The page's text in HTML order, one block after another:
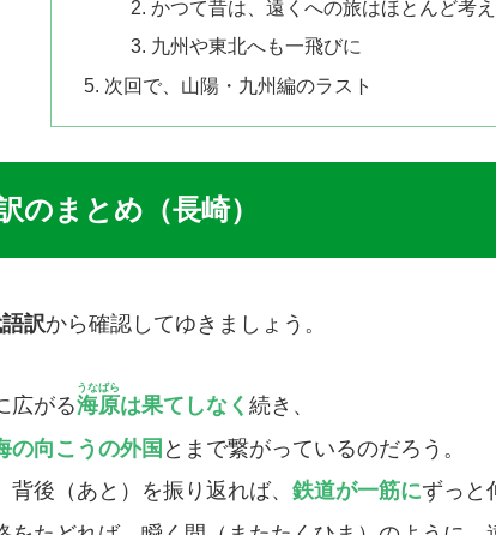
かつて昔は、遠くへの旅はほとんど考
九州や東北へも一飛びに
次回で、山陽・九州編のラスト
のまとめ（長崎）
訳から確認してゆきましょう。
広がる海原
うなばら
は果てしなく 続き、
の向こうの外国 とまで繋がっているのだろう。
背後（あと）を振り返れば、 鉄道が一筋にずっと